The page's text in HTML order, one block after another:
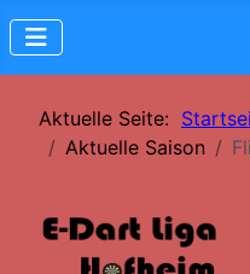
Aktuelle Seite:
Aktuelle Saison